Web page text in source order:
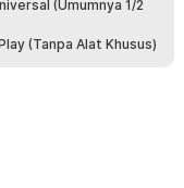
dengan
tanpa memerlukan
(Umumnya 1/2
(Tanpa Alat Khusus)